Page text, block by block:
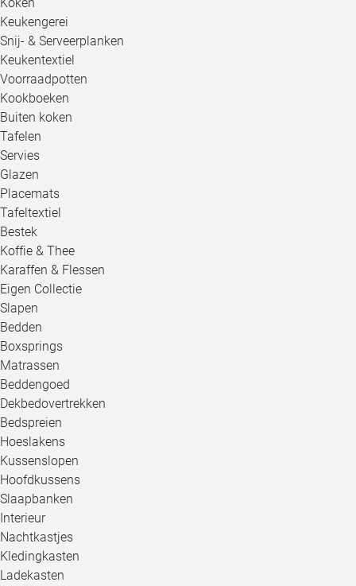
Keukengerei
Snij- & Serveerplanken
Keukentextiel
Voorraadpotten
Kookboeken
Buiten koken
Tafelen
Servies
Glazen
Placemats
Tafeltextiel
Bestek
Koffie & Thee
Karaffen & Flessen
Eigen Collectie
Slapen
Bedden
Boxsprings
Matrassen
Beddengoed
Dekbedovertrekken
Bedspreien
Hoeslakens
Kussenslopen
Hoofdkussens
Slaapbanken
Interieur
Nachtkastjes
Kledingkasten
Ladekasten